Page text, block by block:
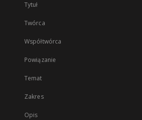
Tytuł
Twórca
Współtwórca
Powiązanie
Temat
Zakres
Opis